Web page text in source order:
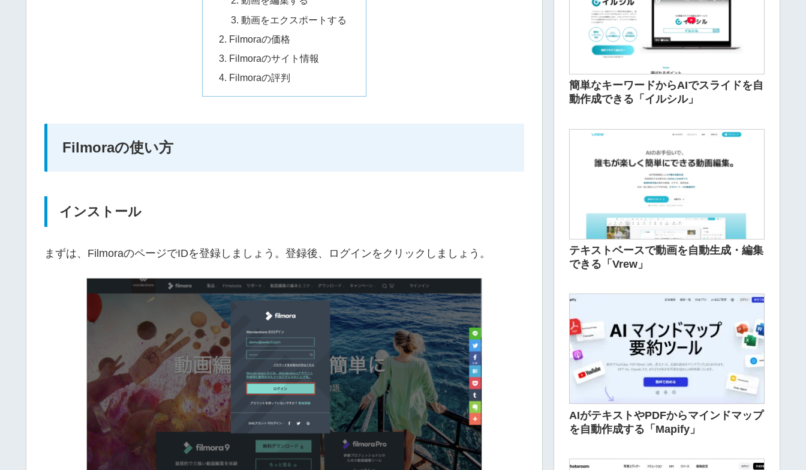
動画をエクスポートする
Filmoraの価格
Filmoraのサイト情報
Filmoraの評判
Filmoraの使い方
インストール
まずは、FilmoraのページでIDを登録しましょう。登録後、ログインをクリックしましょう。
簡単なキーワードからAIでスライドを自
動作成できる「イルシル」
テキストベースで動画を自動生成・編集
できる「Vrew」
AIがテキストやPDFからマインドマップ
を自動作成する「Mapify」